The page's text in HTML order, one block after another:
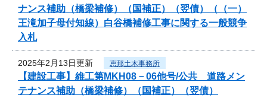
ナンス補助（橋梁補修）（国補正）（翌債）（（一）
王滝加子母付知線）白谷橋補修工事に関する一般競争
入札
2025年2月13日更新 恵那土木事務所
【建設工事】維工第MKH08－06他号/公共 道路メン
テナンス補助（橋梁補修）（国補正）（翌債）